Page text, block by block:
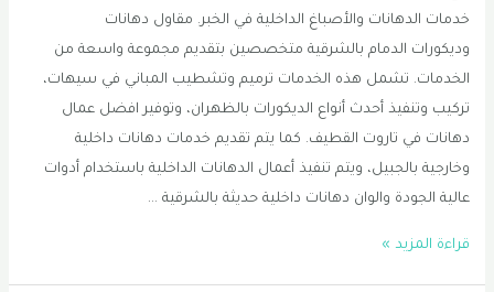
خدمات الدهانات والأصباغ الداخلية في الخبر. مقاول دهانات
وديكورات الدمام بالشرقية متخصصين بتقديم مجموعة واسعة من
الخدمات. تشمل هذه الخدمات ترميم وتشطيب المباني في سيهات،
تركيب وتنفيذ أحدث أنواع الديكورات بالظهران، وتوفير افضل عمال
دهانات في تاروت القطيف. كما يتم تقديم خدمات دهانات داخلية
وخارجية بالجبيل، ويتم تنفيذ أعمال الدهانات الداخلية باستخدام أدوات
عالية الجودة والوان دهانات داخلية حديثة بالشرقية …
دهان
قراءة المزيد »